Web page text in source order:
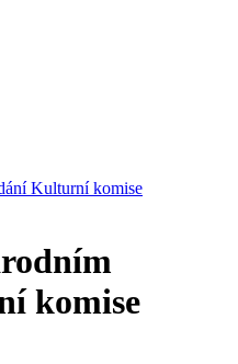
Kulturní komise
komise